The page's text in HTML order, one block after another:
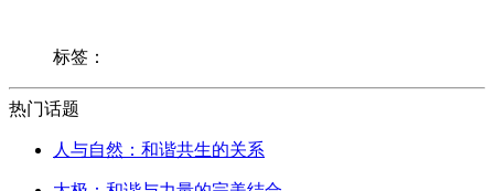
标签：
热门话题
人与自然：和谐共生的关系